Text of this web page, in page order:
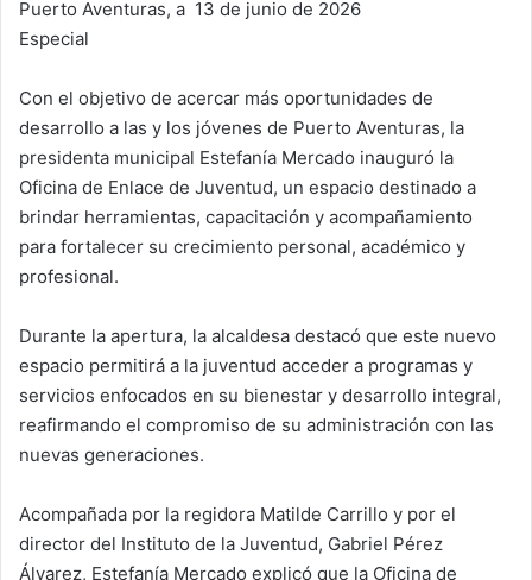
Puerto Aventuras, a 13 de junio de 2026
Especial
Con el objetivo de acercar más oportunidades de
desarrollo a las y los jóvenes de Puerto Aventuras, la
presidenta municipal Estefanía Mercado inauguró la
Oficina de Enlace de Juventud, un espacio destinado a
brindar herramientas, capacitación y acompañamiento
para fortalecer su crecimiento personal, académico y
profesional.
Durante la apertura, la alcaldesa destacó que este nuevo
espacio permitirá a la juventud acceder a programas y
servicios enfocados en su bienestar y desarrollo integral,
reafirmando el compromiso de su administración con las
nuevas generaciones.
Acompañada por la regidora Matilde Carrillo y por el
director del Instituto de la Juventud, Gabriel Pérez
Álvarez, Estefanía Mercado explicó que la Oficina de